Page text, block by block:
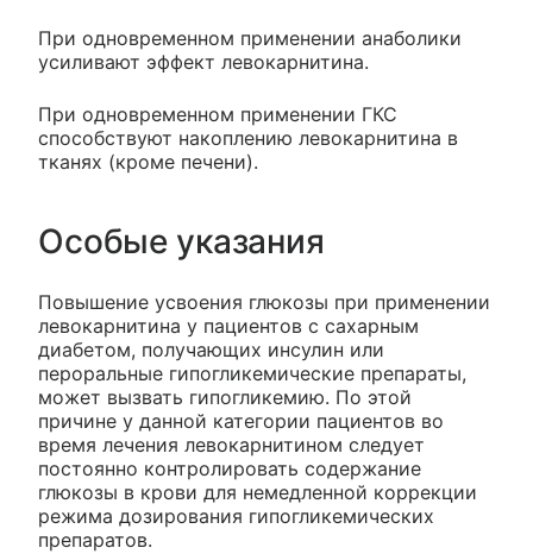
При одновременном применении анаболики
усиливают эффект левокарнитина.
При одновременном применении ГКС
способствуют накоплению левокарнитина в
тканях (кроме печени).
Особые указания
Повышение усвоения глюкозы при применении
левокарнитина у пациентов с сахарным
диабетом, получающих инсулин или
пероральные гипогликемические препараты,
может вызвать гипогликемию. По этой
причине у данной категории пациентов во
время лечения левокарнитином следует
постоянно контролировать содержание
глюкозы в крови для немедленной коррекции
режима дозирования гипогликемических
препаратов.